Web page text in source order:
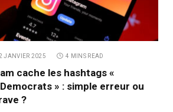
JANVIER 2025 4 MINS READ
cache les hashtags «
» : simple erreur ou
?